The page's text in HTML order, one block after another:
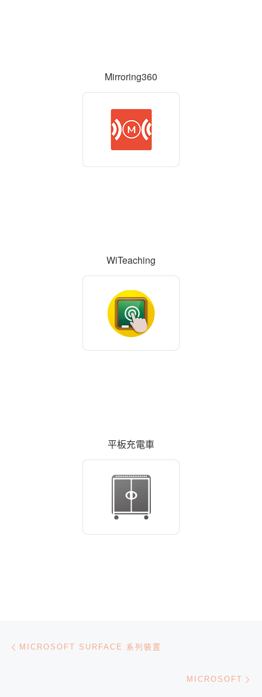
Mirroring360
WiTeaching
平板充電車
文章導航
MICROSOFT SURFACE 系列裝置
MICROSOFT